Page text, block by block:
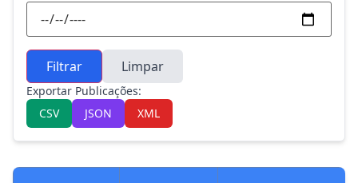
Filtrar Limpar
Exportar Publicações:
CSV
JSON XML